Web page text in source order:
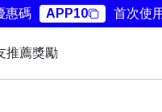
惠碼 APP10 首次使
推薦獎勵